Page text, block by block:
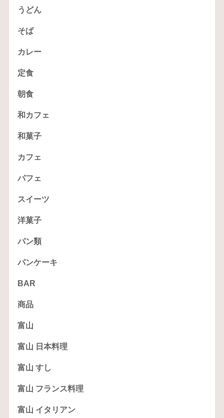
うどん
そば
カレー
定食
朝食
和カフェ
和菓子
カフェ
パフェ
スイーツ
洋菓子
パン類
パンケーキ
BAR
商品
富山
富山 日本料理
富山 すし
富山 フランス料理
富山 イタリアン